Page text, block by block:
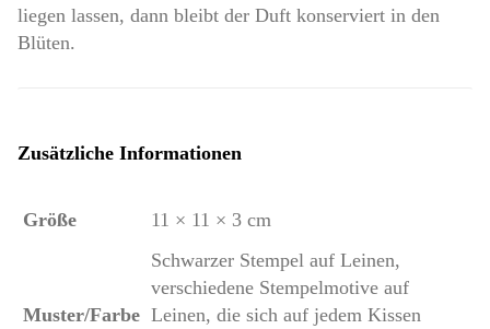
liegen lassen, dann bleibt der Duft konserviert in den
Blüten.
Zusätzliche Informationen
Größe 11 × 11 × 3 cm
Muster/Farbe
Schwarzer Stempel auf Leinen,
verschiedene Stempelmotive auf
Leinen, die sich auf jedem Kissen